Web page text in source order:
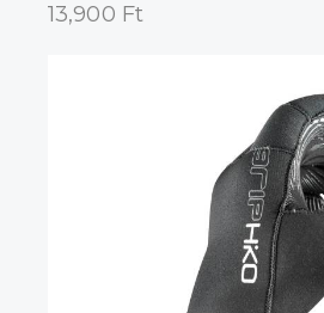
13,900 Ft